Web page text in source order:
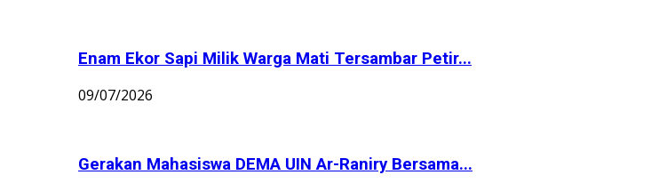
Enam Ekor Sapi Milik Warga Mati Tersambar Petir...
09/07/2026
Gerakan Mahasiswa DEMA UIN Ar-Raniry Bersama...